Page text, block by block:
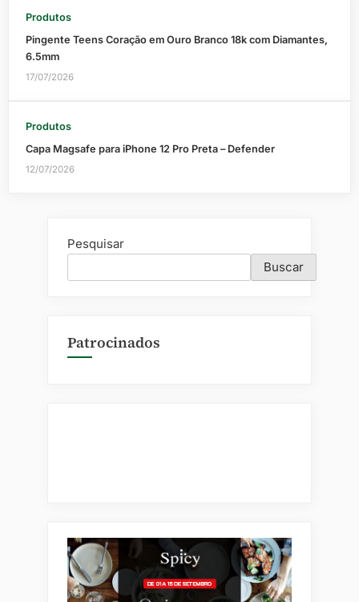
Produtos
Pingente Teens Coração em Ouro Branco 18k com Diamantes,
6.5mm
17/07/2026
Produtos
Capa Magsafe para iPhone 12 Pro Preta – Defender
12/07/2026
Pesquisar
Buscar
Patrocinados